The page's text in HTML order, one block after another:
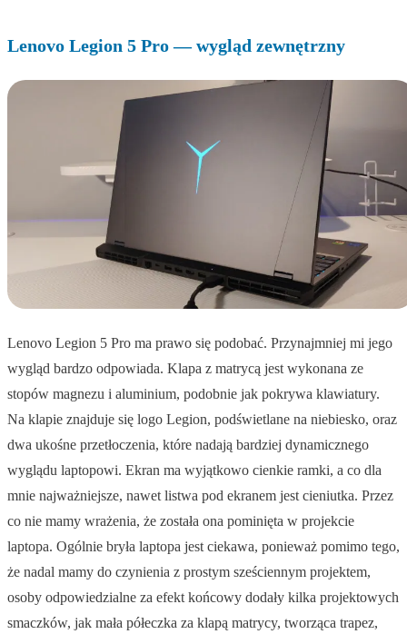
Lenovo Legion 5 Pro — wygląd zewnętrzny
Lenovo Legion 5 Pro ma prawo się podobać. Przynajmniej mi jego
wygląd bardzo odpowiada. Klapa z matrycą jest wykonana ze
stopów magnezu i aluminium, podobnie jak pokrywa klawiatury.
Na klapie znajduje się logo Legion, podświetlane na niebiesko, oraz
dwa ukośne przetłoczenia, które nadają bardziej dynamicznego
wyglądu laptopowi. Ekran ma wyjątkowo cienkie ramki, a co dla
mnie najważniejsze, nawet listwa pod ekranem jest cieniutka. Przez
co nie mamy wrażenia, że została ona pominięta w projekcie
laptopa. Ogólnie bryła laptopa jest ciekawa, ponieważ pomimo tego,
że nadal mamy do czynienia z prostym sześciennym projektem,
osoby odpowiedzialne za efekt końcowy dodały kilka projektowych
smaczków, jak mała półeczka za klapą matrycy, tworząca trapez,